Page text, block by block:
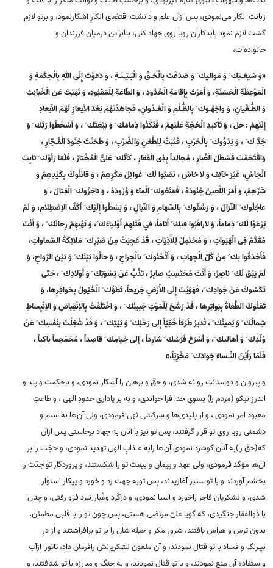
زبانت انكار مى‌نمودى، پس ازآن علم و دانشت اقتضاى انكارِ آشكارنمود، و برتو لازم
گشت لازم نمود بابدكاران رويا روى جهاد كنى، بنابراين درميان فرزندان و
خانواده‌ات،
«وَ شيعَـتِك َ وَ مَواليك َ وَ صَدَعْتَ بِالْحَـقِّ وَ الْبَـيّـِنَـةِ ، وَ دَعَوْتَ إِلَى اللهِ بِالْحِكْمَةِ وَ
الْمَوْعِظَةِ الْحَسَنَةِ، وَ أَمَرْتَ بِإِقامَةِ الْحُدُودِ ، وَ الطّاعَةِ لِلْمَعْبُودِ، وَ نَهَيْتَ عَنِ الْخَبآئِثِ
وَ الطُّـغْيانِ، وَ واجَهُـوك َ بِالظُّـلْمِ وَ الْعُـدْوانِ، فَجاهَدْتَهُمْ بَعْدَ الاْيعازِ لَهُمْ الاْيعادِ
إِلَيْهِمْ : خل ، وَ تَأْكيدِ الْحُجَّةِ عَلَيْهِمْ ، فَنَكَثُوا ذِمامَك َ وَ بَيْعَتَك َ ، وَ أَسْخَطُوا رَبَّك َ وَ
جَدَّ ك َ ، وَ بَدَؤُوك َ بِالْحَرْبِ ، فَثَبَتَّ لِلطَّعْنِ وَالضَّرْبِ ، وَ طَحَنْتَ جُنُودَ الْفُـجّارِ ،
وَاقْتَحَمْتَ قَسْطَلَ الْغُبارِ ، مُجالِداً بِذِى الْفَقارِ ، كَأَنَّك َ عَلِىٌّ الْمُخْتارُ ، فَلَمّا رَأَوْك َ ثابِتَ
الْجاشِ، غَيْرَ خآئِف وَ لا خاش ، نَصَبُوا لَك َ غَوآئِلَ مَكْرِهِمْ ، وَ قاتَلُوكَ بِكَيْدِهِمْ وَ
شَرِّهِمْ، وَ أَمَرَ اللَّعينُ جُنُودَهُ ، فَمَنَعُوك َ الْمآءَ وَ وُرُودَهُ ، وَ ناجَزُوك َ الْقِتالَ ، وَ
عاجَلُوك َ النِّزالَ ، وَ رَشَقُوك َ بِالسِّهامِ وَ النِّبالِ ، وَ بَسَطُوا إِلَيْك َ أَكُفَّ الاِصْطِلامِ، وَ لَمْ
يَرْعَوْا لَك َ ذِماماً، وَ لاراقَبُوا فيك َ أَثاماً، في قَتْلِهِمْ أَوْلِيآءَك َ، وَ نَهْبِهِمْ رِحالَك َ ، وَ أَنْتَ
مُقَدَّمٌ فِى الْهَبَواتِ ، وَ مُحْتَمِلٌ لِلاَْذِيّاتِ ، قَدْ عَجِبَتْ مِنْ صَبْرِك َ مَلآئِكَةُ السَّماواتِ،
فَأَحْدَقُوا بِك َ مِنْ كُلّ ِالْجِهاتِ ، وَ أَثْخَنُوك َ بِالْجِراحِ ، وَ حالُوا بَيْنَك َ وَ بَيْنَ الرَّواحِ، وَ
لَمْ يَبْقَ لَك َ ناصِرٌ، وَ أَنْتَ مُحْتَسِبٌ صابِرٌ ، تَذُبُّ عَنْ نِسْوَتِك َ وَ أَوْلادِك َ ، حَتّى
نَكَسُوكَ عَنْ جَوادِك َ، فَهَوَيْتَ إِلَى الاَْرْضِ جَريحاً، تَطَؤُك َ الْخُيُولُ بِحَوافِرِها، وَ
تَعْلُوكَ الطُّغاةُ بِبَواتِرِها ، قَدْ رَشَحَ لِلْمَوْتِ جَبينُك َ ، وَ اخْتَلَفَتْ بِالاِنْقِباضِ وَ الاِنْبِساطِ
شِمالُك َ وَ يَمينُك َ ، تُديرُ طَرْفاً خَفِيّاً إِلى رَحْلِك َ وَ بَيْتِك َ ، وَ قَدْ شُغِلْتَ بِنَفْسِك َ عَنْ
وُلْدِك َ وَ أَهاليك َ، وَ أَسْرَعَ فَرَسُك َ شارِداً ، إِلى خِيامِك َ قاصِداً ، مُحَمْحِماً باكِياً ،
فَلَمّا رَأَيْنَ النِّـسآءُ جَوادَك َ مَخْزِيّاً،»
و پيروان و دوستانت روانه شدى، و حقّ و برهان را آشكار نمودى، و باحكمت و پند و
اندرزِ نيكو (مردم را) بسوىِ خدا فرا خواندى، و به بر پادارىِ حدودِ الهى ، و طاعتِ
معبود امر نمودى ، و از پليدى‌ها و سركشى نهى فرمودى، ولى آن‌ها به ستم و
دشمنى رويا روىِ تو قرار گرفتند، پس تو نيز با آنان به جهاد برخاستى پس ازآن
كه(حقّ را)به آنان گوشزد نمودى آن‌ها رابه عـذابِ الهى تهديد نمودى، و حجّت را بر
آن‌ها مؤكّد فرمودى، ولى عهد و پيمان و بيعت تو را شكستند، و پروردگار تو جدّت را
بخشم آوردند و با تو ستيز آغازيدند، پس توبه جهت زد و خورد و پيكار استوار
شدى، و لشكريان فاجر راخورد و آسيا نمودى، و درگَرد وغُبار ِنبرد فرو رفتى، و چنان
با ذوالفقار جنگيدى، كه گويا علىّ مرتضى هستى، پس چون تو را با قلبى مطمئن،
بدون ترس و هراس يافتند، شرورِ مكر و حيله شان را بر تو برافراشتند و از درِ
نيـرنگ و فساد با تو قتال نمودند، و آن ملعون لشكريانش رافرمان داد، تاتورا ازآب
واستفاده آن منع نمودند، و با تو قتال نمودند، و به جنگ و مبارزه با تو شتافتند، و